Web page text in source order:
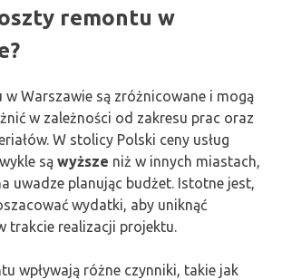
remontu w
Warszawie są zróżnicowane i mogą
w zależności od zakresu prac oraz
W stolicy Polski ceny usług
są wyższe niż w innych miastach,
uwadze planując budżet. Istotne jest,
wydatki, aby uniknąć
trakcie realizacji projektu.
wpływają różne czynniki, takie jak